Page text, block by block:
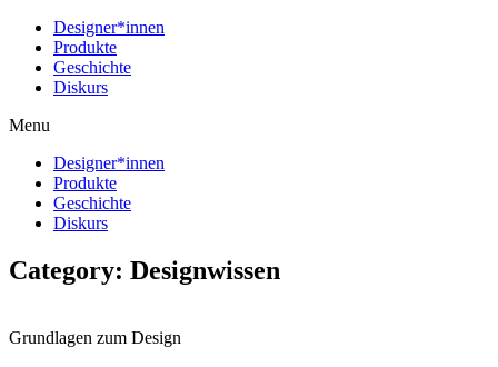
Designer*innen
Produkte
Geschichte
Diskurs
Menu
Designer*innen
Produkte
Geschichte
Diskurs
Category: Designwissen
Grundlagen zum Design